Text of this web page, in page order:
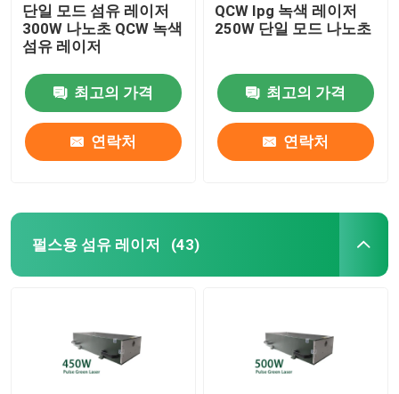
단일 모드 섬유 레이저
300W 나노초 QCW 녹색
섬유 레이저
최고의 가격
연락처
QCW Ipg 녹색 레이저
250W 단일 모드 나노초
최고의 가격
연락처
펄스용 섬유 레이저 (43)